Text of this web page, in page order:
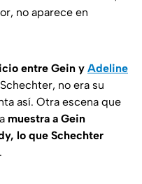
no aparece en
entre Gein y Adeline
no era su
así. Otra escena que
muestra a Gein
lo que Schechter
.